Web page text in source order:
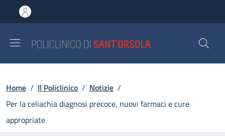
al contenuto principale
to footer content
Briciole di pane
Home / Il Policlinico / Notizie /
Per la celiachia diagnosi precoce, nuovi farmaci e cure
appropriate